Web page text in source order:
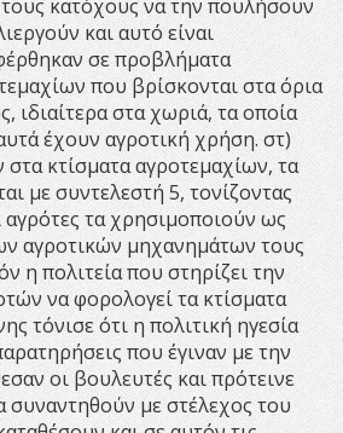
κατόχους να την πουλήσουν
και αυτό είναι
σε προβλήματα
που βρίσκονται στα όρια
ιδιαίτερα στα χωριά, τα οποία
έχουν αγροτική χρήση. στ)
κτίσματα αγροτεμαχίων, τα
με συντελεστή 5, τονίζοντας
αγρότες τα χρησιμοποιούν ως
αγροτικών μηχανημάτων τους
η πολιτεία που στηρίζει την
να φορολογεί τα κτίσματα
τόνισε ότι η πολιτική ηγεσία
που έγιναν με την
οι βουλευτές και πρότεινε
συναντηθούν με στέλεχος του